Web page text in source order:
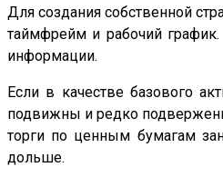
Для создания собственной
таймфрейм и рабочий
информации.
Если в качестве базового
подвижны и редко
торги по ценным бумагам
дольше.